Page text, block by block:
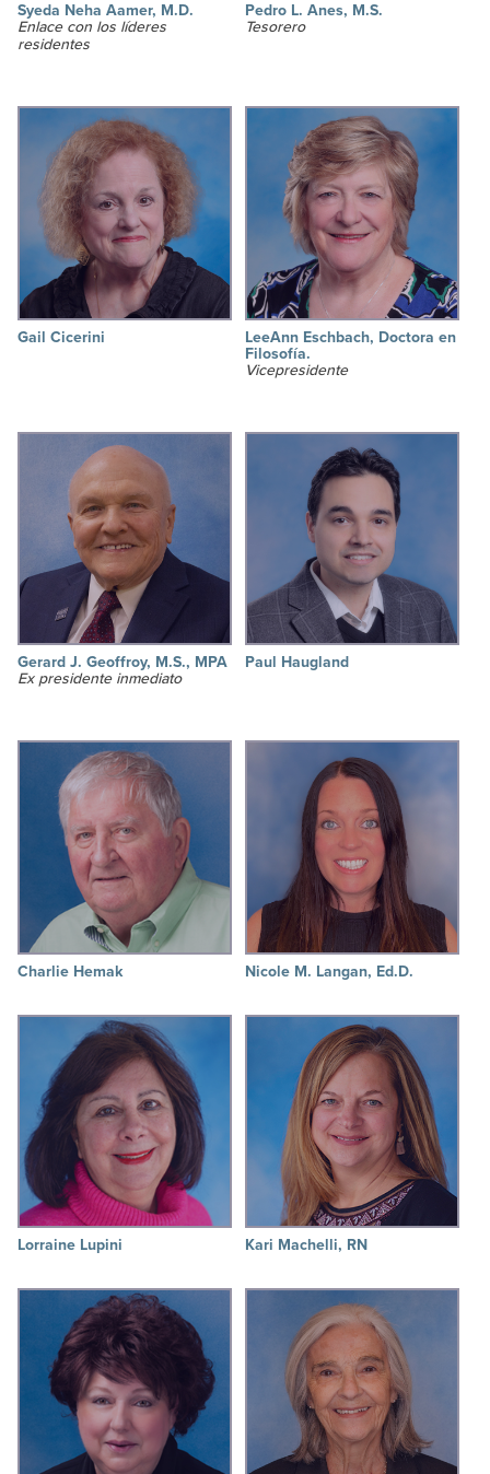
Syeda Neha Aamer, M.D.
Enlace con los líderes
residentes
Pedro L. Anes, M.S.
Tesorero
Gail Cicerini
LeeAnn Eschbach, Doctora en
Filosofía.
Vicepresidente
Gerard J. Geoffroy, M.S., MPA
Ex presidente inmediato
Paul Haugland
Charlie Hemak Nicole M. Langan, Ed.D.
Lorraine Lupini Kari Machelli, RN